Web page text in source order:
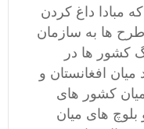
مبادا داغ کردن
ها به سازمان
کشور ها در
میان افغانستان و
میان کشور های
بلوچ های میان